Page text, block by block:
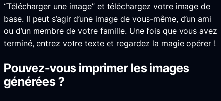
“Télécharger une image” et téléchargez votre image de
base. Il peut s’agir d’une image de vous-même, d’un ami
ou d’un membre de votre famille. Une fois que vous avez
terminé, entrez votre texte et regardez la magie opérer !
Pouvez-vous imprimer les images
générées ?